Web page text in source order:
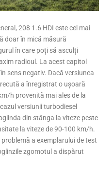
208 1.6 HDI este cel mai
doar în mică măsură
în care poți să asculți
radioul. La acest capitol
sens negativ. Dacă versiunea
a înregistrat o ușoară
h provenită mai ales de la
versiunii turbodiesel
din stânga la viteze peste
la viteze de 90-100 km/h.
a exemplarului de test
zgomotul a dispărut